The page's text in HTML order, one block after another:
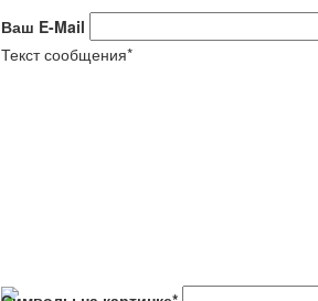
Ваш E-Mail
Текст сообщения*